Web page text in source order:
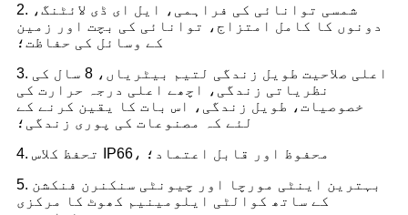
2. شمسی توانائی کی فراہمی، ایل ای ڈی لائٹنگ،
دونوں کا کامل امتزاج، توانائی کی بچت اور زمین
کے وسائل کی حفاظت؛
3. اعلی صلاحیت طویل زندگی لتیم بیٹریاں، 8 سال کی
نظریاتی زندگی، اچھے اعلی درجہ حرارت کی
خصوصیات، طویل زندگی، اس بات کا یقین کرنے کے
لئے کہ مصنوعات کی پوری زندگی؛
4. تحفظ کلاس IP66، محفوظ اور قابل اعتماد؛
5. بہترین اینٹی مورچا اور چیونٹی سنکنرن فنکشن
کے ساتھ کوالٹی ایلومینیم کھوٹ کا مرکزی